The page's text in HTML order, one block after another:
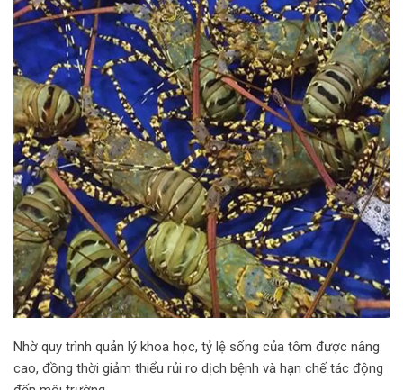
Nhờ quy trình quản lý khoa học, tỷ lệ sống của tôm được nâng
cao, đồng thời giảm thiểu rủi ro dịch bệnh và hạn chế tác động